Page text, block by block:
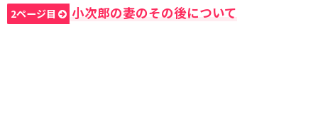
2ページ目 小次郎の妻のその後について